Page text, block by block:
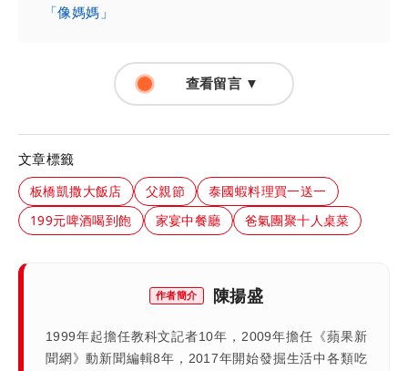
「像媽媽」
查看留言 ▼
文章標籤
板橋凱撒大飯店 父親節
泰國蝦料理買一送一
199元啤酒喝到飽
家宴中餐廳 爸氣團聚十人桌菜
作者簡介 陳揚盛
1999年起擔任教科文記者10年，2009年擔任《蘋果新
聞網》動新聞編輯8年，2017年開始發掘生活中各類吃